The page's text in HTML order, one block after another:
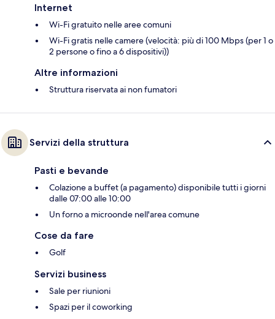
Internet
Wi-Fi gratuito nelle aree comuni
Wi-Fi gratis nelle camere (velocità: più di 100 Mbps (per 1 o
2 persone o fino a 6 dispositivi))
Altre informazioni
Struttura riservata ai non fumatori
Servizi della struttura
Pasti e bevande
Colazione a buffet (a pagamento) disponibile tutti i giorni
dalle 07:00 alle 10:00
Un forno a microonde nell'area comune
Cose da fare
Golf
Servizi business
Sale per riunioni
Spazi per il coworking